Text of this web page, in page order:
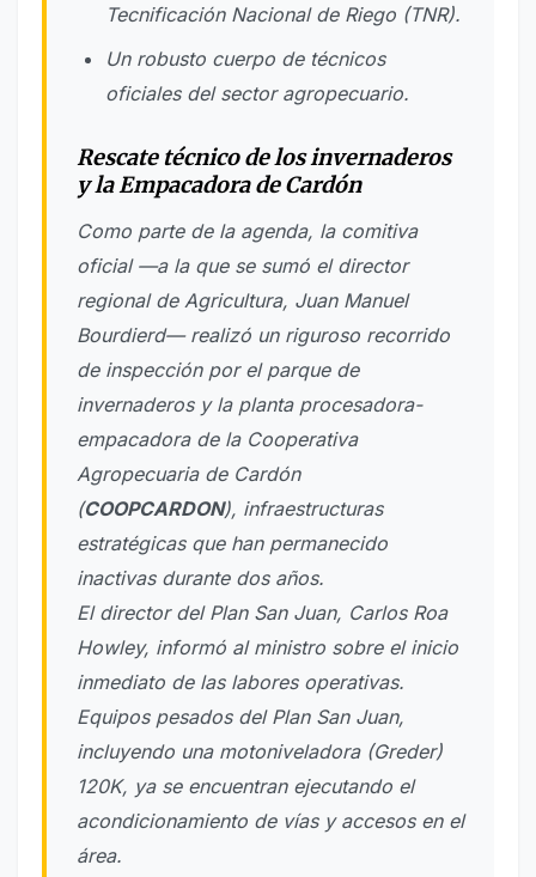
Tecnificación Nacional de Riego (TNR).
Un robusto cuerpo de técnicos
oficiales del sector agropecuario.
Rescate técnico de los invernaderos
y la Empacadora de Cardón
Como parte de la agenda, la comitiva
oficial —a la que se sumó el director
regional de Agricultura, Juan Manuel
Bourdierd— realizó un riguroso recorrido
de inspección por el parque de
invernaderos y la planta procesadora-
empacadora de la Cooperativa
Agropecuaria de Cardón
(COOPCARDON), infraestructuras
estratégicas que han permanecido
inactivas durante dos años.
El director del Plan San Juan, Carlos Roa
Howley, informó al ministro sobre el inicio
inmediato de las labores operativas.
Equipos pesados del Plan San Juan,
incluyendo una motoniveladora (Greder)
120K, ya se encuentran ejecutando el
acondicionamiento de vías y accesos en el
área.